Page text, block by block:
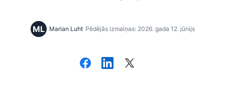
ML Marian Luht Pēdējās izmaiņas: 2026. gada 12. jūnijs